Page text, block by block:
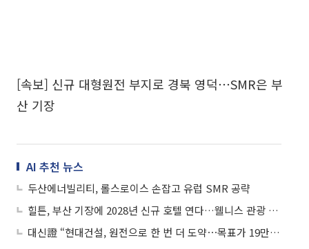
[속보] 신규 대형원전 부지로 경북 영덕⋯SMR은 부
산 기장
AI 추천 뉴스
두산에너빌리티, 롤스로이스 손잡고 유럽 SMR 공략
힐튼, 부산 기장에 2028년 신규 호텔 연다…웰니스 관광 수요 공략
대신證 “현대건설, 원전으로 한 번 더 도약⋯목표가 19만5000원”